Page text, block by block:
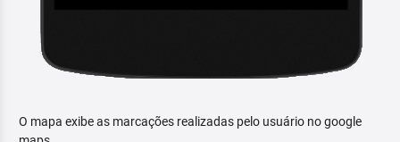
O mapa exibe as marcações realizadas pelo usuário no google